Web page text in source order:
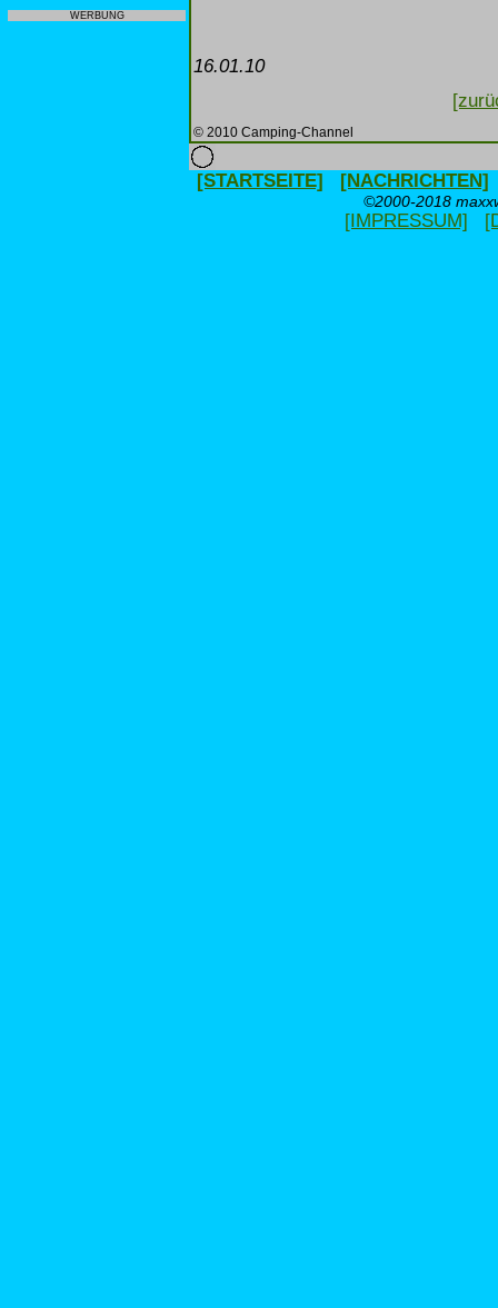
WERBUNG
16.01.10
© 2010 Camping-Channel
[STARTSEITE] [NACHRICHTEN]
©2000-2018
[IMPRESSUM]